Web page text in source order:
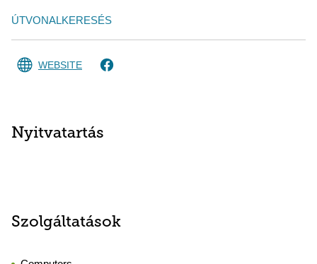
ÚTVONALKERESÉS
WEBSITE
Nyitvatartás
Szolgáltatások